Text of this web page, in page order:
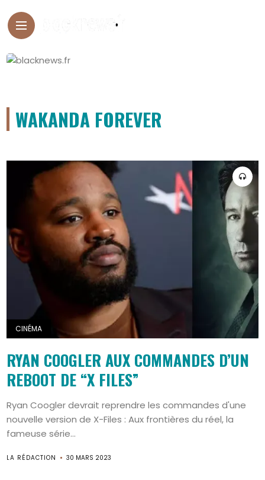
WAKANDA FOREVER
CINÉMA
RYAN COOGLER AUX COMMANDES D’UN
REBOOT DE “X FILES”
Ryan Coogler devrait reprendre les commandes d'une
nouvelle version de X-Files : Aux frontières du réel, la
fameuse série...
LA RÉDACTION 30 MARS 2023